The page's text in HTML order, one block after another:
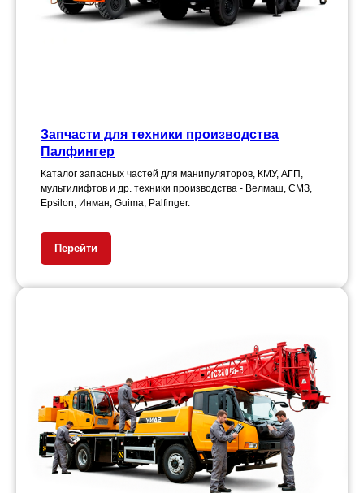
Запчасти для техники производства
Палфингер
Каталог запасных частей для манипуляторов, КМУ, АГП,
мультилифтов и др. техники производства - Велмаш, СМЗ,
Epsilon, Инман, Guima, Palfinger.
Перейти